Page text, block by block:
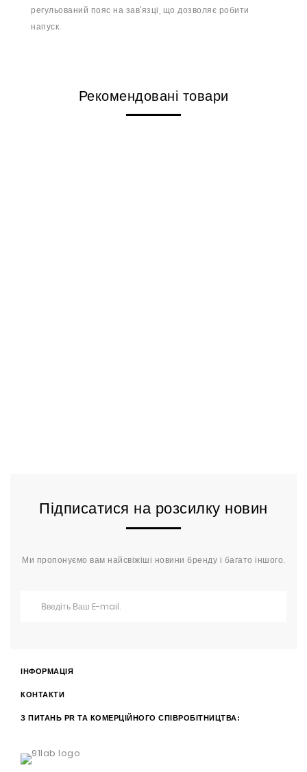
регульований пояс на зав’язці, що дозволяє робити
напуск.
Рекомендовані товари
Підписатися на розсилку новин
Ми пропонуємо вам найсвіжіші новини бренду і багато іншого.
ІНФОРМАЦІЯ
КОНТАКТИ
З ПИТАНЬ PR ТА КОМЕРЦІЙНОГО СПІВРОБІТНИЦТВА: